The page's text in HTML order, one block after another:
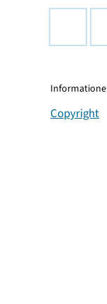
Copyright